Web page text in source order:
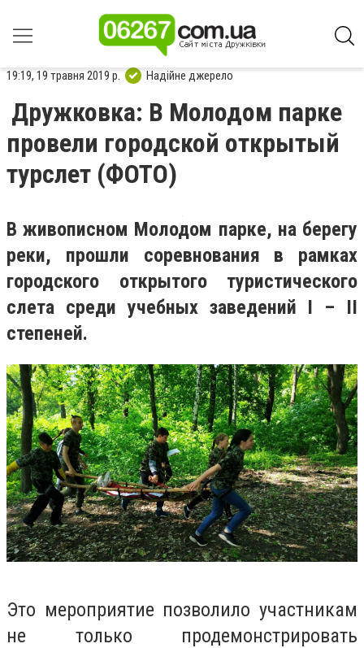
19:19, 19 травня 2019 р. Надійне джерело
Дружковка: В Молодом парке
провели городской открытый
турслет (ФОТО)
В живописном Молодом парке, на берегу
реки, прошли соревнования в рамках
городского открытого туристического
слета среди учебных заведений I – II
степеней.
Это мероприятие позволило участникам
не только продемонстрировать